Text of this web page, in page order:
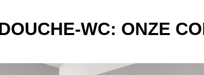
WC: ONZE